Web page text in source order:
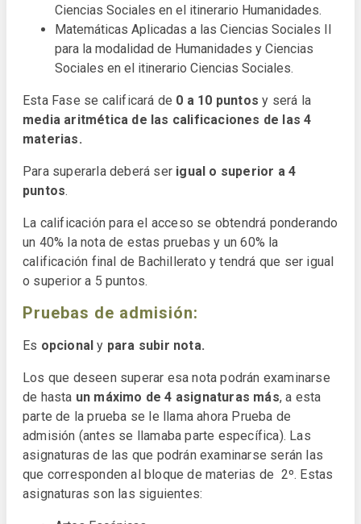
Ciencias Sociales en el itinerario Humanidades.
Matemáticas Aplicadas a las Ciencias Sociales II
para la modalidad de Humanidades y Ciencias
Sociales en el itinerario Ciencias Sociales.
Esta Fase se calificará de 0 a 10 puntos y será la
media aritmética de las calificaciones de las 4
materias.
Para superarla deberá ser igual o superior a 4
puntos.
La calificación para el acceso se obtendrá ponderando
un 40% la nota de estas pruebas y un 60% la
calificación final de Bachillerato y tendrá que ser igual
o superior a 5 puntos.
Pruebas de admisión:
Es opcional y para subir nota.
Los que deseen superar esa nota podrán examinarse
de hasta un máximo de 4 asignaturas más, a esta
parte de la prueba se le llama ahora Prueba de
admisión (antes se llamaba parte específica). Las
asignaturas de las que podrán examinarse serán las
que corresponden al bloque de materias de 2º. Estas
asignaturas son las siguientes: